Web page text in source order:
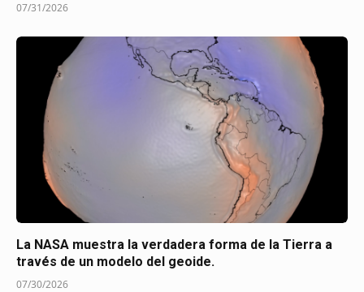
07/31/2026
La NASA muestra la verdadera forma de la Tierra a
través de un modelo del geoide.
07/30/2026